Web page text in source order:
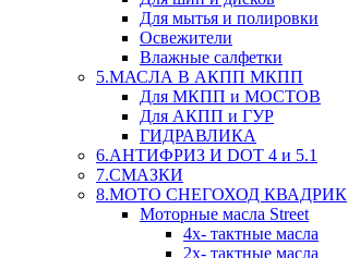
Для мытья и полировки
Освежители
Влажные салфетки
5.МАСЛА В АКПП МКПП
Для МКПП и МОСТОВ
Для АКПП и ГУР
ГИДРАВЛИКА
6.АНТИФРИЗ И DOT 4 и 5.1
7.СМАЗКИ
8.МОТО СНЕГОХОД КВАДРИК
Моторные масла Street
4х- тактные масла
2х- тактные масла